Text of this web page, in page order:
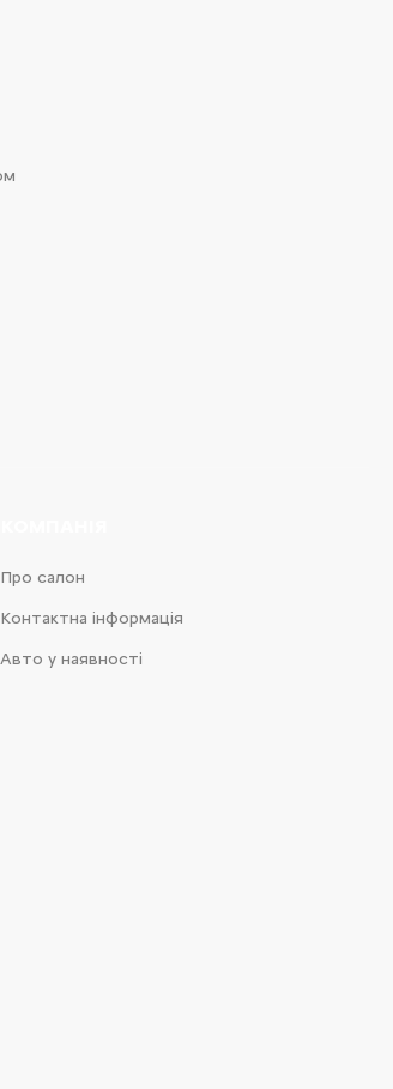
Про салон
Контактна інформація
Авто у наявності